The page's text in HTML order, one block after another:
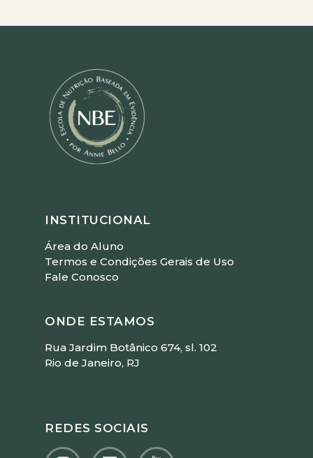
INSTITUCIONAL
Área do Aluno
Termos e Condições Gerais de Uso
Fale Conosco
ONDE ESTAMOS
Rua Jardim Botânico 674, sl. 102
Rio de Janeiro, RJ
REDES SOCIAIS